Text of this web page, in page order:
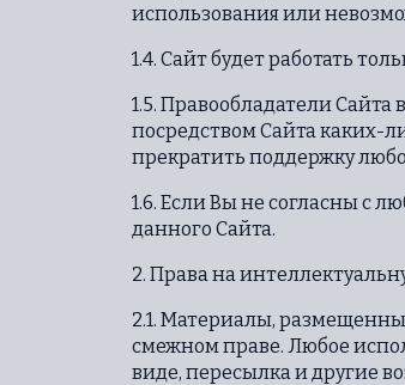
использования или
1.4. Сайт будет работать
1.5. Правообладатели
посредством Сайта каких-
прекратить поддержку
1.6. Если Вы не согласны с
данного Сайта.
2. Права на
2.1. Материалы,
смежном праве. Любое
виде, пересылка и другие